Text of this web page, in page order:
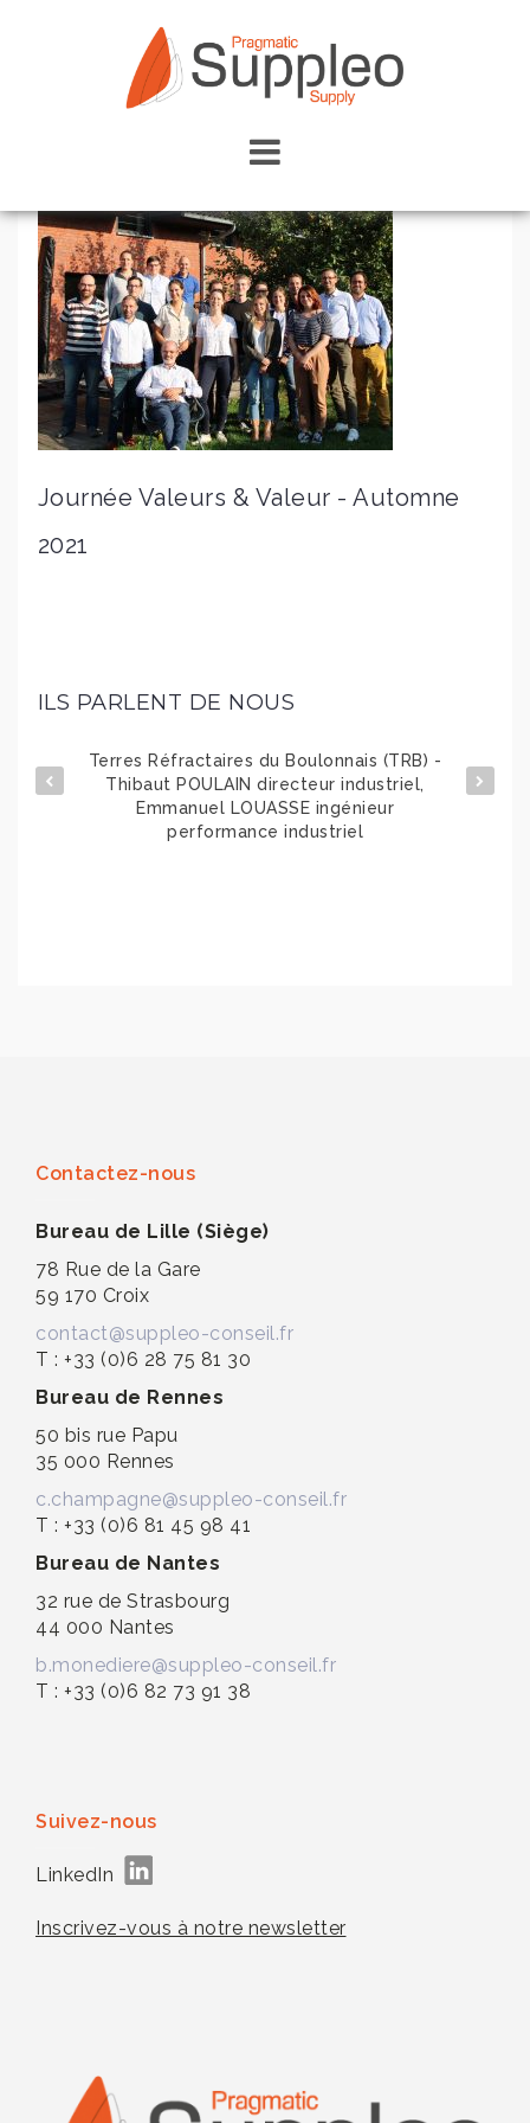
Journée Valeurs & Valeur - Automne
2021
ILS PARLENT DE NOUS
Terres Réfractaires du Boulonnais (TRB) -
Thibaut POULAIN directeur industriel,
Emmanuel LOUASSE ingénieur
performance industriel
Contactez-nous
Bureau de Lille (Siège)
78 Rue de la Gare
59 170 Croix
contact@suppleo-conseil.fr
T : +33 (0)6 28 75 81 30
Bureau de Rennes
50 bis rue Papu
35 000 Rennes
c.champagne@suppleo-conseil.fr
T : +33 (0)6 81 45 98 41
Bureau de Nantes
32 rue de Strasbourg
44 000 Nantes
b.monediere@suppleo-conseil.fr
T : +33 (0)6 82 73 91 38
Suivez-nous
LinkedIn
Inscrivez-vous à notre newsletter